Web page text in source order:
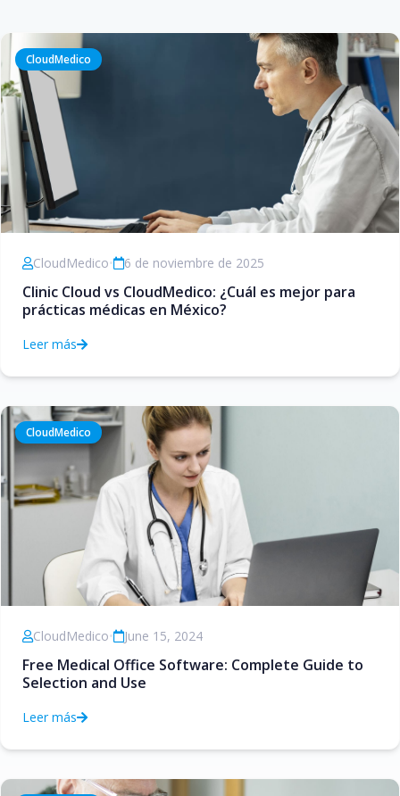
CloudMedico
CloudMedico• 6 de noviembre de 2025
Clinic Cloud vs CloudMedico: ¿Cuál es mejor para
prácticas médicas en México?
Leer más
CloudMedico
CloudMedico• June 15, 2024
Free Medical Office Software: Complete Guide to
Selection and Use
Leer más